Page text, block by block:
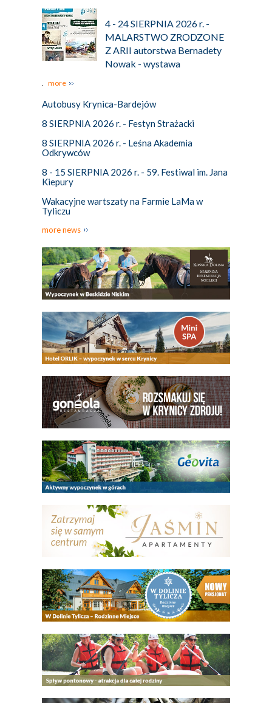
4 - 24 SIERPNIA 2026 r. -
MALARSTWO ZRODZONE
Z ARII autorstwa Bernadety
Nowak - wystawa
. more
Autobusy Krynica-Bardejów
8 SIERPNIA 2026 r. - Festyn Strażacki
8 SIERPNIA 2026 r. - Leśna Akademia
Odkrywców
8 - 15 SIERPNIA 2026 r. - 59. Festiwal im. Jana
Kiepury
Wakacyjne wartszaty na Farmie LaMa w
Tyliczu
more news